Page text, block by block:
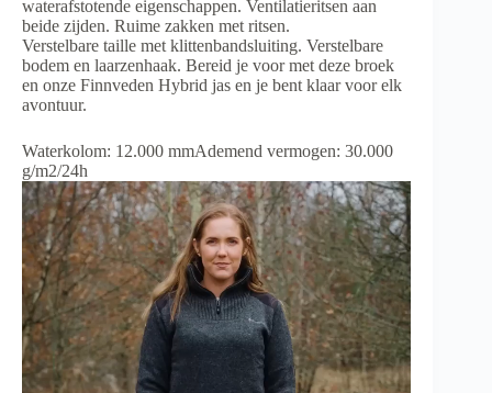
waterafstotende eigenschappen. Ventilatieritsen aan
beide zijden. Ruime zakken met ritsen.
Verstelbare taille met klittenbandsluiting. Verstelbare
bodem en laarzenhaak. Bereid je voor met deze broek
en onze Finnveden Hybrid jas en je bent klaar voor elk
avontuur.
Waterkolom: 12.000 mmAdemend vermogen: 30.000
g/m2/24h
Videospeler